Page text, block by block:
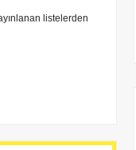
listelerden